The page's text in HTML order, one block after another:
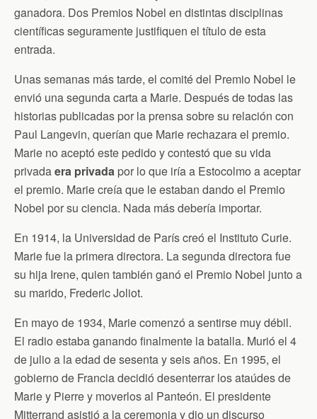
ganadora. Dos Premios Nobel en distintas disciplinas
científicas seguramente justifiquen el título de esta
entrada.
Unas semanas más tarde, el comité del Premio Nobel le
envió una segunda carta a Marie. Después de todas las
historias publicadas por la prensa sobre su relación con
Paul Langevin, querían que Marie rechazara el premio.
Marie no aceptó este pedido y contestó que su vida
privadaera privada por lo que iría a Estocolmo a aceptar
el premio. Marie creía que le estaban dando el Premio
Nobel por su ciencia. Nada más debería importar.
En 1914, la Universidad de París creó el Instituto Curie.
Marie fue la primera directora. La segunda directora fue
su hija Irene, quien también ganó el Premio Nobel junto a
su marido, Frederic Joliot.
En mayo de 1934, Marie comenzó a sentirse muy débil.
El radio estaba ganando finalmente la batalla. Murió el 4
de julio a la edad de sesenta y seis años. En 1995, el
gobierno de Francia decidió desenterrar los ataúdes de
Marie y Pierre y moverlos al Panteón. El presidente
Mitterrand asistió a la ceremonia y dio un discurso